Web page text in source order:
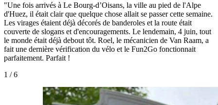
"Une fois arrivés à Le Bourg-d’Oisans, la ville au pied de l'Alpe
d'Huez, il était clair que quelque chose allait se passer cette semaine.
Les virages étaient déjà décorés de banderoles et la route était
couverte de slogans et d'encouragements. Le lendemain, 4 juin, tout
le monde était déjà debout tôt. Roel, le mécanicien de Van Raam, a
fait une dernière vérification du vélo et le Fun2Go fonctionnait
parfaitement. Parfait !
1 /6